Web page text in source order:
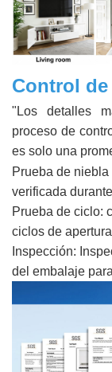
Control
"Los detalles
proceso de
es solo una
Prueba de
verificada
Prueba de ciclo:
ciclos de
Inspección:
del embalaje